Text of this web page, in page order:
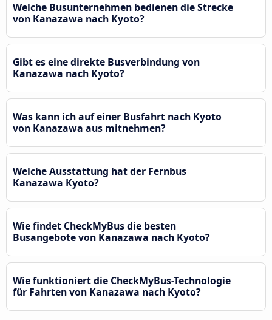
Welche Busunternehmen bedienen die Strecke
von Kanazawa nach Kyoto?
Gibt es eine direkte Busverbindung von
Kanazawa nach Kyoto?
Was kann ich auf einer Busfahrt nach Kyoto
von Kanazawa aus mitnehmen?
Welche Ausstattung hat der Fernbus
Kanazawa Kyoto?
Wie findet CheckMyBus die besten
Busangebote von Kanazawa nach Kyoto?
Wie funktioniert die CheckMyBus-Technologie
für Fahrten von Kanazawa nach Kyoto?